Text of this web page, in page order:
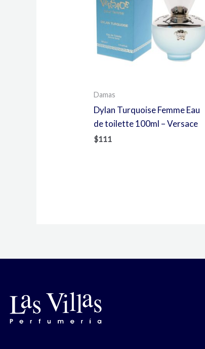
Damas
Dylan Turquoise Femme Eau
de toilette 100ml – Versace
$111